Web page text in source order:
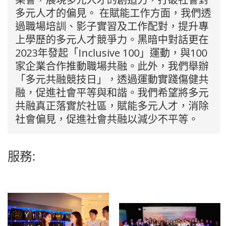
多元人才的偏見。 在賦能工作方面，我們透
過職場培訓、影子實習及工作配對，提升專
上學歷的多元人才競爭力。黑暗中對話更在
2023年發起「Inclusive 100」運動，與100
家企業合作推動職場共融。此外，我們舉辦
「多元共融競技日」，透過運動實踐傷健共
融，促進社會平等與和諧。我們希望將多元
共融真正落實於社區，賦能多元人才，消除
社會偏見，促進社會共融以減少不平等。
服務: